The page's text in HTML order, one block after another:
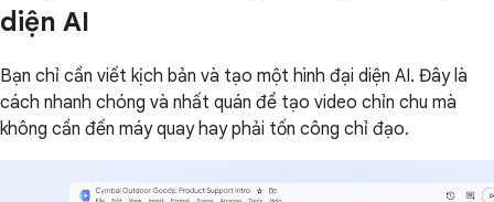
diện AI
Bạn chỉ cần viết kịch bản và tạo một hình đại diện AI. Đây là
cách nhanh chóng và nhất quán để tạo video chỉn chu mà
không cần đến máy quay hay phải tốn công chỉ đạo.